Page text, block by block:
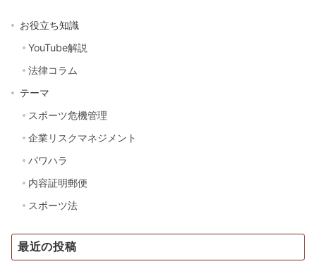
お役立ち知識
YouTube解説
法律コラム
テーマ
スポーツ危機管理
企業リスクマネジメント
パワハラ
内容証明郵便
スポーツ法
最近の投稿